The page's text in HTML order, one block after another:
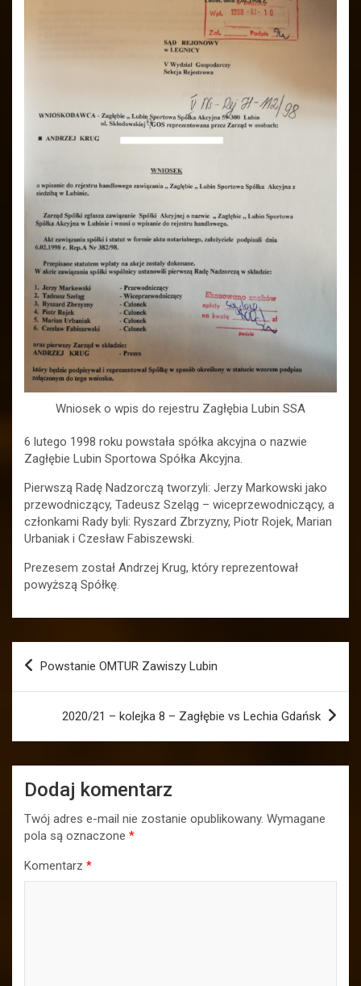
Wniosek o wpis do rejestru Zagłębia Lubin SSA
6 lutego 1998 roku powstała spółka akcyjna o nazwie
Zagłębie Lubin Sportowa Spółka Akcyjna.
Pierwszą Radę Nadzorczą tworzyli: Jerzy Markowski jako
przewodniczący, Tadeusz Szeląg – wiceprzewodniczący, a
członkami Rady byli: Ryszard Zbrzyzny, Piotr Rojek, Marian
Urbaniak i Czesław Fabiszewski.
Prezesem został Andrzej Krug, który reprezentował
powyższą Spółkę.
Nawigacja
Powstanie OMTUR Zawiszy Lubin
2020/21 – kolejka 8 – Zagłębie vs Lechia Gdańsk
Dodaj komentarz
Twój adres e-mail nie zostanie opublikowany. Wymagane
pola są oznaczone *
Komentarz *